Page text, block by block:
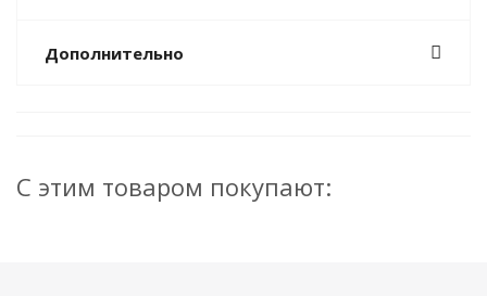
Дополнительно
С этим товаром покупают: